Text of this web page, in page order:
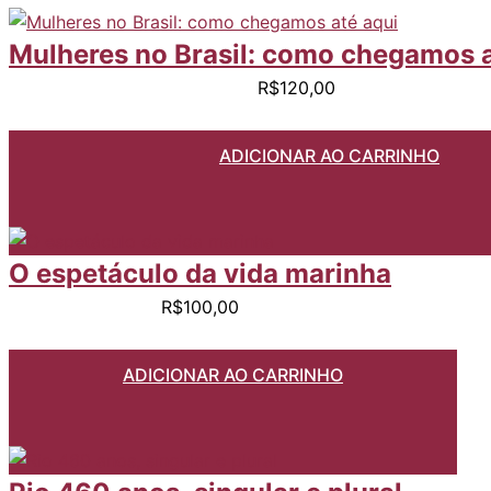
Mulheres no Brasil: como chegamos
R$120,00
ADICIONAR AO CARRINHO
O espetáculo da vida marinha
R$100,00
ADICIONAR AO CARRINHO